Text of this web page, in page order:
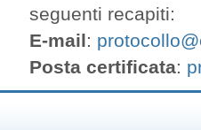
seguenti recapiti:
E-mail:
Posta certificata: